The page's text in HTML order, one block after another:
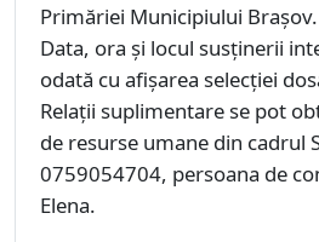
Primăriei Municipiului Brașov.
Data, ora și locul susținerii
odată cu afișarea selecției
Relații suplimentare se pot
de resurse umane din cadrul
0759054704, persoana de
Elena.